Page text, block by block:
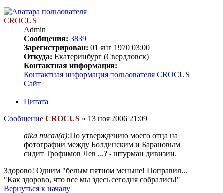
CROCUS
Admin
Сообщения: 3839
Зарегистрирован: 01 янв 1970 03:00
Откуда: Екатеринбург (Свердловск)
Контактная информация:
Контактная информация пользователя CROCUS
Сайт
Цитата
Сообщение CROCUS » 13 ноя 2006 21:09
aika писал(а):По утверждению моего отца на
фотографии между Болдинским и Барановым
сидит Трофимов Лев ...? - штурман дивизии.
Здорово! Одним "белым пятном меньше! Поправил...
"Как здорово, что все мы здесь сегодня собрались!"
Вернуться к началу